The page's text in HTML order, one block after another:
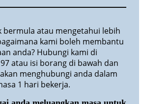
bermula atau mengetahui lebih
kami boleh membantu
anda? Hubungi kami di
atau isi borang di bawah dan
menghubungi anda dalam
1 hari bekerja.